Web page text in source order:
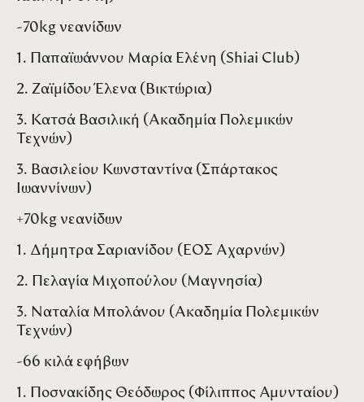
-70kg νεανίδων
1. Παπαϊωάννου Μαρία Ελένη (Shiai Club)
2. Ζαϊμίδου Έλενα (Βικτώρια)
3. Κατσά Βασιλική (Ακαδημία Πολεμικών
Τεχνών)
3. Βασιλείου Κωνσταντίνα (Σπάρτακος
Ιωαννίνων)
+70kg νεανίδων
1. Δήμητρα Σαριανίδου (ΕΟΣ Αχαρνών)
2. Πελαγία Μιχοπούλου (Μαγνησία)
3. Ναταλία Μπολάνου (Ακαδημία Πολεμικών
Τεχνών)
-66 κιλά εφήβων
1. Ποσνακίδης Θεόδωρος (Φίλιππος Αμυνταίου)